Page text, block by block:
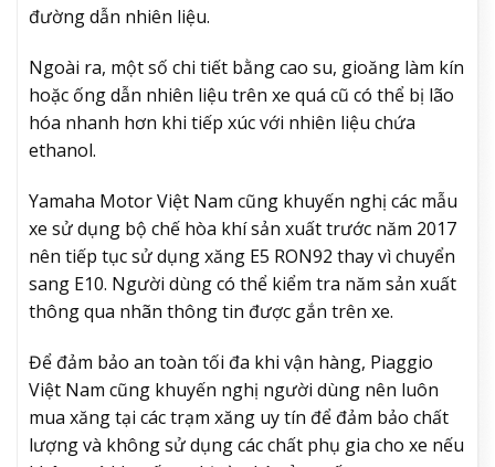
đường dẫn nhiên liệu.
Ngoài ra, một số chi tiết bằng cao su, gioăng làm kín
hoặc ống dẫn nhiên liệu trên xe quá cũ có thể bị lão
hóa nhanh hơn khi tiếp xúc với nhiên liệu chứa
ethanol.
Yamaha Motor Việt Nam cũng khuyến nghị các mẫu
xe sử dụng bộ chế hòa khí sản xuất trước năm 2017
nên tiếp tục sử dụng xăng E5 RON92 thay vì chuyển
sang E10. Người dùng có thể kiểm tra năm sản xuất
thông qua nhãn thông tin được gắn trên xe.
Để đảm bảo an toàn tối đa khi vận hàng, Piaggio
Việt Nam cũng khuyến nghị người dùng nên luôn
mua xăng tại các trạm xăng uy tín để đảm bảo chất
lượng và không sử dụng các chất phụ gia cho xe nếu